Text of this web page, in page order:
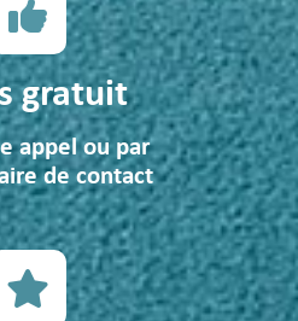
gratuit
appel ou par
de contact